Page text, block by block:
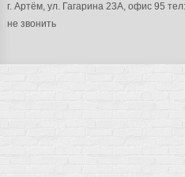
г. Артём, ул. Гагарина 23А, офис 95
не звонить